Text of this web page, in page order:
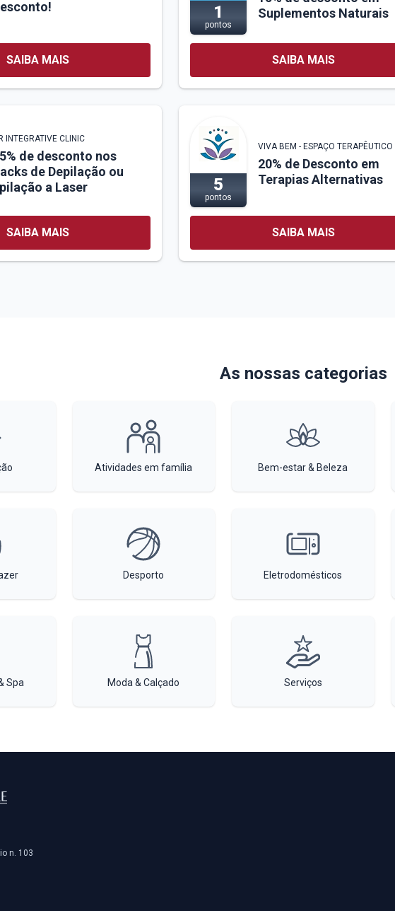
SAIBA MAIS
1
pontos
Suplementos Naturais
SAIBA MAIS
INTEGRATIVE CLINIC
de desconto nos
de Depilação ou
a Laser
SAIBA MAIS
5
pontos
VIVA BEM - ESPAÇO TERAPÊUTICO
20% de Desconto em
Terapias Alternativas
SAIBA MAIS
As nossas categorias
Atividades em família Bem-estar & Beleza
Desporto Eletrodomésticos
Spa Moda & Calçado Serviços
n. 103